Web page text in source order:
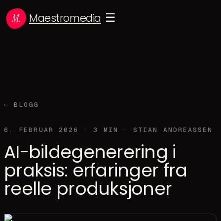
Maestromedia ☰
← BLOGG
6. FEBRUAR 2026 · 3 MIN ·STIAN ANDREASSEN
AI-bildegenerering i
praksis: erfaringer fra
reelle produksjoner